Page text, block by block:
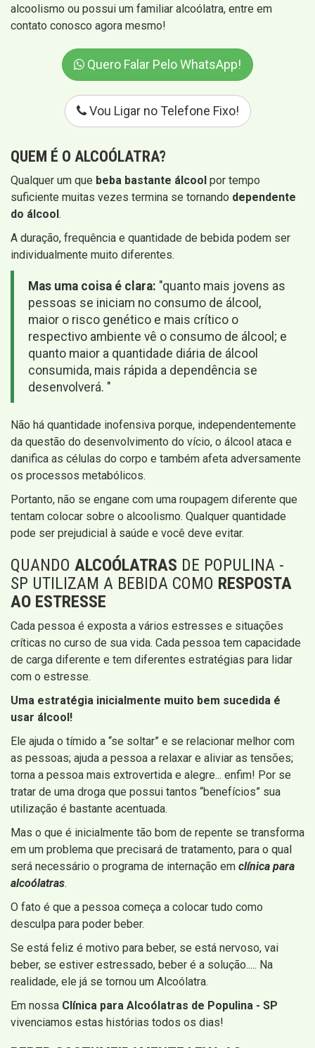
alcoolismo ou possui um familiar alcoólatra, entre em
contato conosco agora mesmo!
Quero Falar Pelo WhatsApp!
Vou Ligar no Telefone Fixo!
QUEM É O ALCOÓLATRA?
Qualquer um que beba bastante álcool por tempo
suficiente muitas vezes termina se tornando dependente
do álcool .
A duração, frequência e quantidade de bebida podem ser
individualmente muito diferentes.
Mas uma coisa é clara: "quanto mais jovens as
pessoas se iniciam no consumo de álcool,
maior o risco genético e mais crítico o
respectivo ambiente vê o consumo de álcool; e
quanto maior a quantidade diária de álcool
consumida, mais rápida a dependência se
desenvolverá. "
Não há quantidade inofensiva porque, independentemente
da questão do desenvolvimento do vício, o álcool ataca e
danifica as células do corpo e também afeta adversamente
os processos metabólicos.
Portanto, não se engane com uma roupagem diferente que
tentam colocar sobre o alcoolismo. Qualquer quantidade
pode ser prejudicial à saúde e você deve evitar.
QUANDO ALCOÓLATRAS DE POPULINA -
SP UTILIZAM A BEBIDA COMO RESPOSTA
AO ESTRESSE
Cada pessoa é exposta a vários estresses e situações
críticas no curso de sua vida. Cada pessoa tem capacidade
de carga diferente e tem diferentes estratégias para lidar
com o estresse.
Uma estratégia inicialmente muito bem sucedida é
usar álcool!
Ele ajuda o tímido a “se soltar” e se relacionar melhor com
as pessoas; ajuda a pessoa a relaxar e aliviar as tensões;
torna a pessoa mais extrovertida e alegre... enfim! Por se
tratar de uma droga que possui tantos “benefícios” sua
utilização é bastante acentuada.
Mas o que é inicialmente tão bom de repente se transforma
em um problema que precisará de tratamento, para o qual
será necessário o programa de internação em clínica para
alcoólatras.
O fato é que a pessoa começa a colocar tudo como
desculpa para poder beber.
Se está feliz é motivo para beber, se está nervoso, vai
beber, se estiver estressado, beber é a solução..... Na
realidade, ele já se tornou um Alcoólatra.
Em nossa Clínica para Alcoólatras de Populina - SP
vivenciamos estas histórias todos os dias!